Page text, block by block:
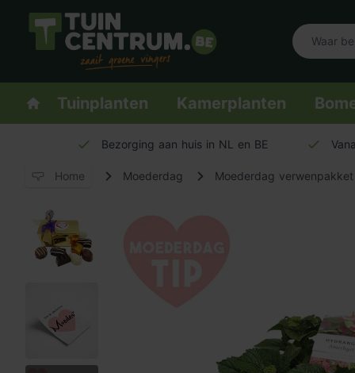
Logo Tuincentrum.be
Homepage
Tuinplanten Kamerplanten
Bezorging aan huis in NL en BE
Home Moederdag Moederdag verwenpakket